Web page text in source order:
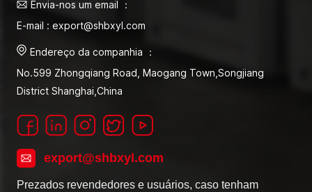
Envia-nos um email ：
E-mail : export@shbxyl.com
Endereço da companhia ：
No.599 Zhongqiang Road, Maogang Town,Songjiang
District Shanghai,China
export@shbxyl.com
Prezados revendedores e usuários, caso tenham